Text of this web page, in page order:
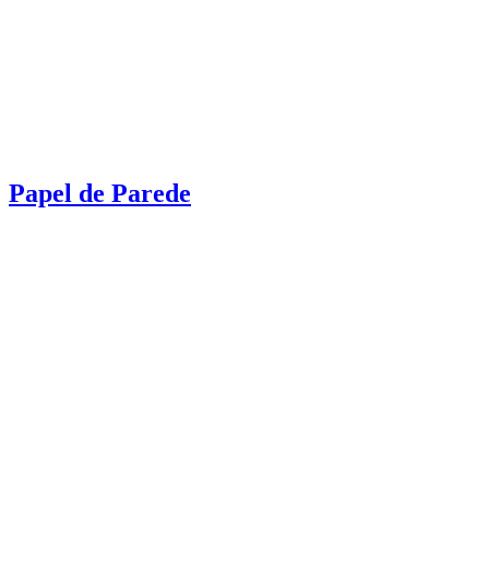
Papel de Parede